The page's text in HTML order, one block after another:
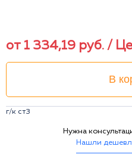
от 1 334,19 руб. /
В
г/к ст3
Нужна
Нашли